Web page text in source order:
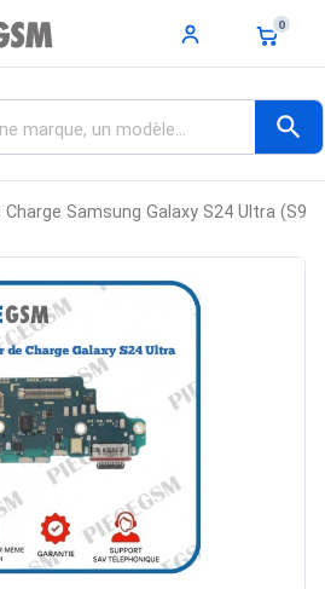
0
search
Samsung Galaxy S24 Ultra